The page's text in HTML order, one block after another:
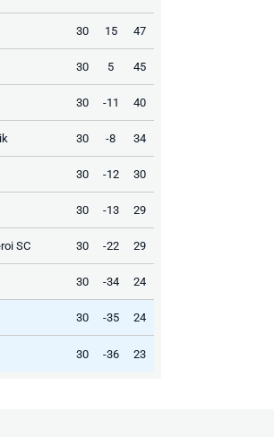
30 15 47
30 5 45
30 -11 40
30 -8 34
30 -12 30
30 -13 29
SC 30 -22 29
30 -34 24
30 -35 24
30 -36 23